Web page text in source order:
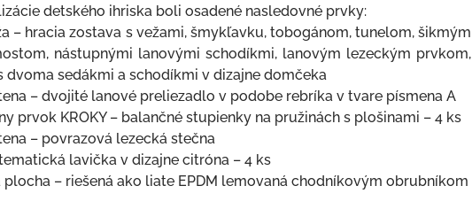
detského ihriska boli osadené nasledovné prvky:
– hracia zostava s vežami, šmykľavku, tobogánom, tunelom, šikmým
nástupnými lanovými schodíkmi, lanovým lezeckým prvkom,
dvoma sedákmi a schodíkmi v dizajne domčeka
– dvojité lanové preliezadlo v podobe rebríka v tvare písmena A
prvok KROKY – balančné stupienky na pružinách s plošinami – 4 ks
– povrazová lezecká stečna
lavička v dizajne citróna – 4 ks
plocha – riešená ako liate EPDM lemovaná chodníkovým obrubníkom